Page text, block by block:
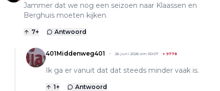
Jammer dat we nog een seizoen naar Klaassen en
Berghuis moeten kijken.
7+ Antwoord
401Middenweg401 26 juni 2026 om 00:07 + 9778
Ik ga er vanuit dat dat steeds minder vaak is.
1+ Antwoord